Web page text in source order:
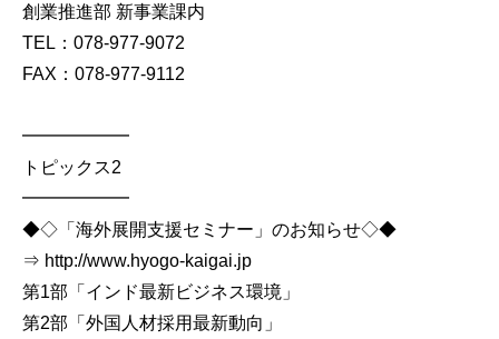
創業推進部 新事業課内
TEL：078-977-9072
FAX：078-977-9112
━━━━━━
トピックス2
━━━━━━
◆◇「海外展開支援セミナー」のお知らせ◇◆
⇒ http://www.hyogo-kaigai.jp
第1部「インド最新ビジネス環境」
第2部「外国人材採用最新動向」